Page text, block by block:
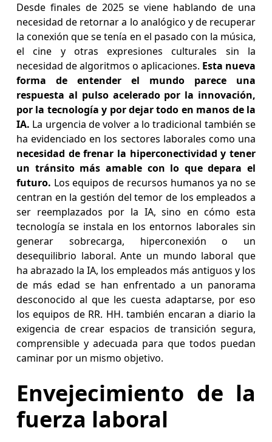
Desde finales de 2025 se viene hablando de una
necesidad de retornar a lo analógico y de recuperar
la conexión que se tenía en el pasado con la música,
el cine y otras expresiones culturales sin la
necesidad de algoritmos o aplicaciones. Esta nueva
forma de entender el mundo parece una
respuesta al pulso acelerado por la innovación,
por la tecnología y por dejar todo en manos de la
IA. La urgencia de volver a lo tradicional también se
ha evidenciado en los sectores laborales como una
necesidad de frenar la hiperconectividad y tener
un tránsito más amable con lo que depara el
futuro. Los equipos de recursos humanos ya no se
centran en la gestión del temor de los empleados a
ser reemplazados por la IA, sino en cómo esta
tecnología se instala en los entornos laborales sin
generar sobrecarga, hiperconexión o un
desequilibrio laboral. Ante un mundo laboral que
ha abrazado la IA, los empleados más antiguos y los
de más edad se han enfrentado a un panorama
desconocido al que les cuesta adaptarse, por eso
los equipos de RR. HH. también encaran a diario la
exigencia de crear espacios de transición segura,
comprensible y adecuada para que todos puedan
caminar por un mismo objetivo.
Envejecimiento de la
fuerza laboral